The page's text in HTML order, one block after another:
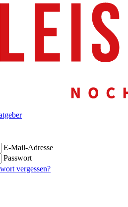
E-Mail-Adresse
Passwort
vergessen?